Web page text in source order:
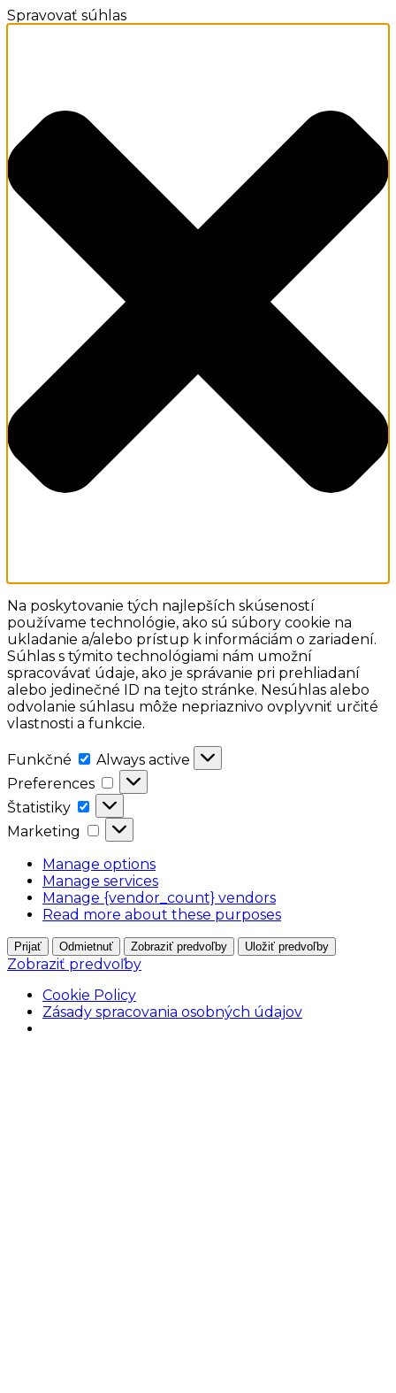
Spravovať súhlas
Na poskytovanie tých najlepších skúseností
používame technológie, ako sú súbory cookie na
ukladanie a/alebo prístup k informáciám o zariadení.
Súhlas s týmito technológiami nám umožní
spracovávať údaje, ako je správanie pri prehliadaní
alebo jedinečné ID na tejto stránke. Nesúhlas alebo
odvolanie súhlasu môže nepriaznivo ovplyvniť určité
vlastnosti a funkcie.
Funkčné Funkčné
Always active
Preferences
Preferences
Štatistiky
Štatistiky
Marketing
Marketing
Manage options
Manage services
Manage {vendor_count} vendors
Read more about these purposes
Prijať Odmietnuť Zobraziť predvoľby Uložiť predvoľby
Zobraziť predvoľby
Cookie Policy
Zásady spracovania osobných údajov